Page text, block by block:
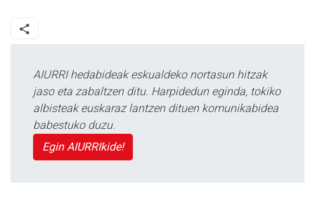
AIURRI hedabideak eskualdeko nortasun hitzak
jaso eta zabaltzen ditu. Harpidedun eginda, tokiko
albisteak euskaraz lantzen dituen komunikabidea
babestuko duzu.
Egin AIURRIkide!